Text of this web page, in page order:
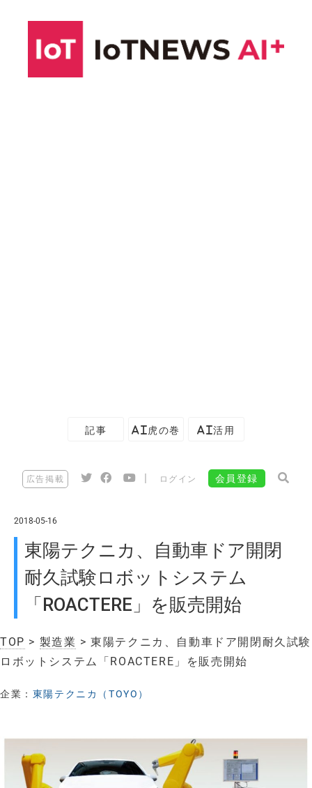
記事 AI虎の巻 AI活用
広告掲載 ログイン 会員登録
2018-05-16
東陽テクニカ、自動車ドア開閉
耐久試験ロボットシステム
「ROACTERE」を販売開始
TOP > 製造業 > 東陽テクニカ、自動車ドア開閉耐久試験
ロボットシステム「ROACTERE」を販売開始
企業： 東陽テクニカ（TOYO）